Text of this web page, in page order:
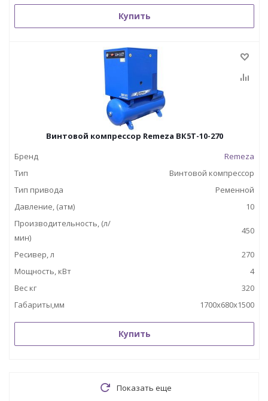
Купить
Винтовой компрессор Remeza ВК5Т-10-270
Бренд
Remeza
Тип
Винтовой компрессор
Тип привода
Ременной
Давление, (атм)
10
Производительность, (л/
мин)
450
Ресивер, л
270
Мощность, кВт
4
Вес кг
320
Габариты,мм
1700х680х1500
Купить
Показать еще